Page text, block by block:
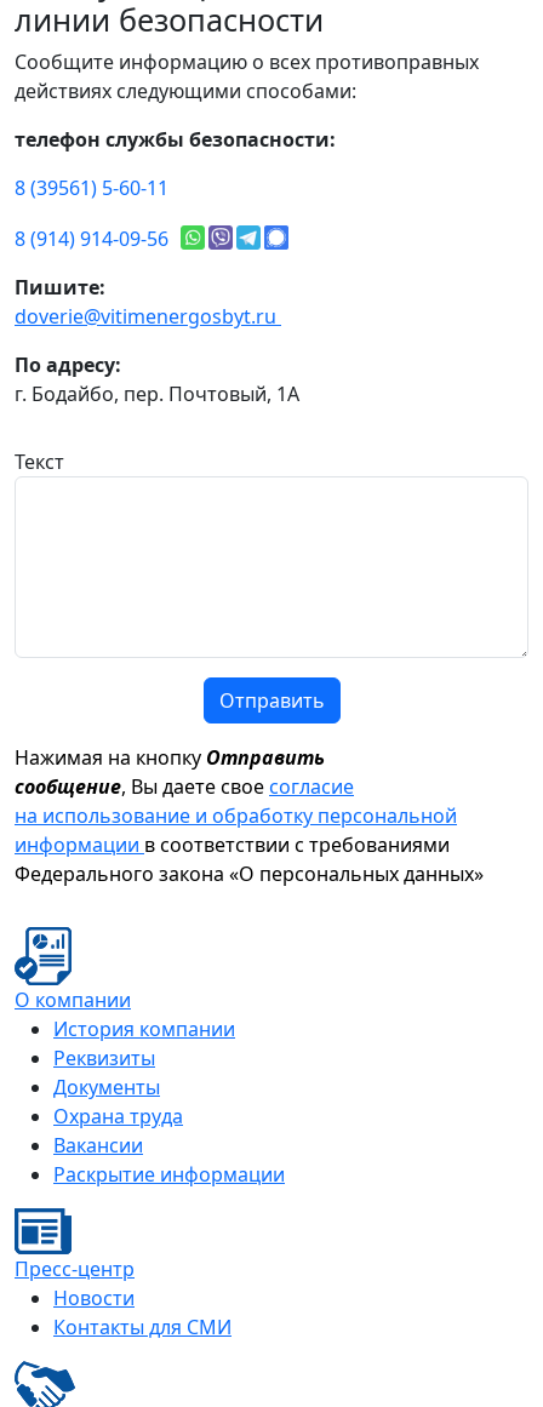
линии безопасности
Сообщите информацию о всех противоправных
действиях следующими способами:
телефон службы безопасности:
8 (39561) 5-60-11
8 (914) 914-09-56
Пишите:
doverie@vitimenergosbyt.ru
По адресу:
г. Бодайбо, пер. Почтовый, 1А
Текст
Отправить
Нажимая на кнопку Отправить
сообщение, Вы даете своесогласие
на использование и обработку персональной
информации в соответствии с требованиями
Федерального закона «О персональных данных»
О компании
История компании
Реквизиты
Документы
Охрана труда
Вакансии
Раскрытие информации
Пресс-центр
Новости
Контакты для СМИ